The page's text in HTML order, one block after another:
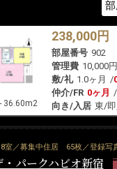
36.60m2
238,000円
部屋番号 902
管理費 10,000円
敷/礼 1.0ヶ月 /
仲介/FR 0ヶ月 /
向き/入居 東/
8室／募集中住居 65枚／登録写
・パークハビオ新宿